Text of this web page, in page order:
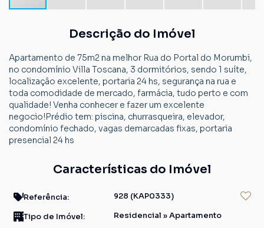
Descrição do Imóvel
Apartamento de 75m2 na melhor Rua do Portal do Morumbi,
no condomínio Villa Toscana, 3 dormitórios, sendo 1 suíte,
localização excelente, portaria 24 hs, segurança na rua e
toda comodidade de mercado, farmácia, tudo perto e com
qualidade! Venha conhecer e fazer um excelente
negocio!Prédio tem: piscina, churrasqueira, elevador,
condomínio fechado, vagas demarcadas fixas, portaria
presencial 24 hs
Características do Imóvel
Referência: 928 (KAP0333)
Tipo de Imóvel: Residencial »Apartamento